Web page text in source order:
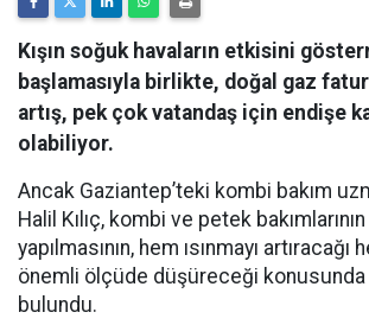
Kışın soğuk havaların etkisini
başlamasıyla birlikte, doğal gaz
artış, pek çok vatandaş için endişe
olabiliyor.
Ancak Gaziantep’teki kombi bakım
Halil Kılıç, kombi ve petek
yapılmasının, hem ısınmayı
önemli ölçüde düşüreceği konusunda
bulundu.